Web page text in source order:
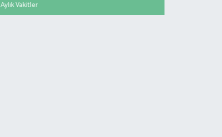
Aylık Vakitler